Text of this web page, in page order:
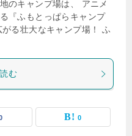
のキャンプ場は、 アニメ
『ふもとっぱらキャンプ
る壮大なキャンプ場！ ふ
む
0